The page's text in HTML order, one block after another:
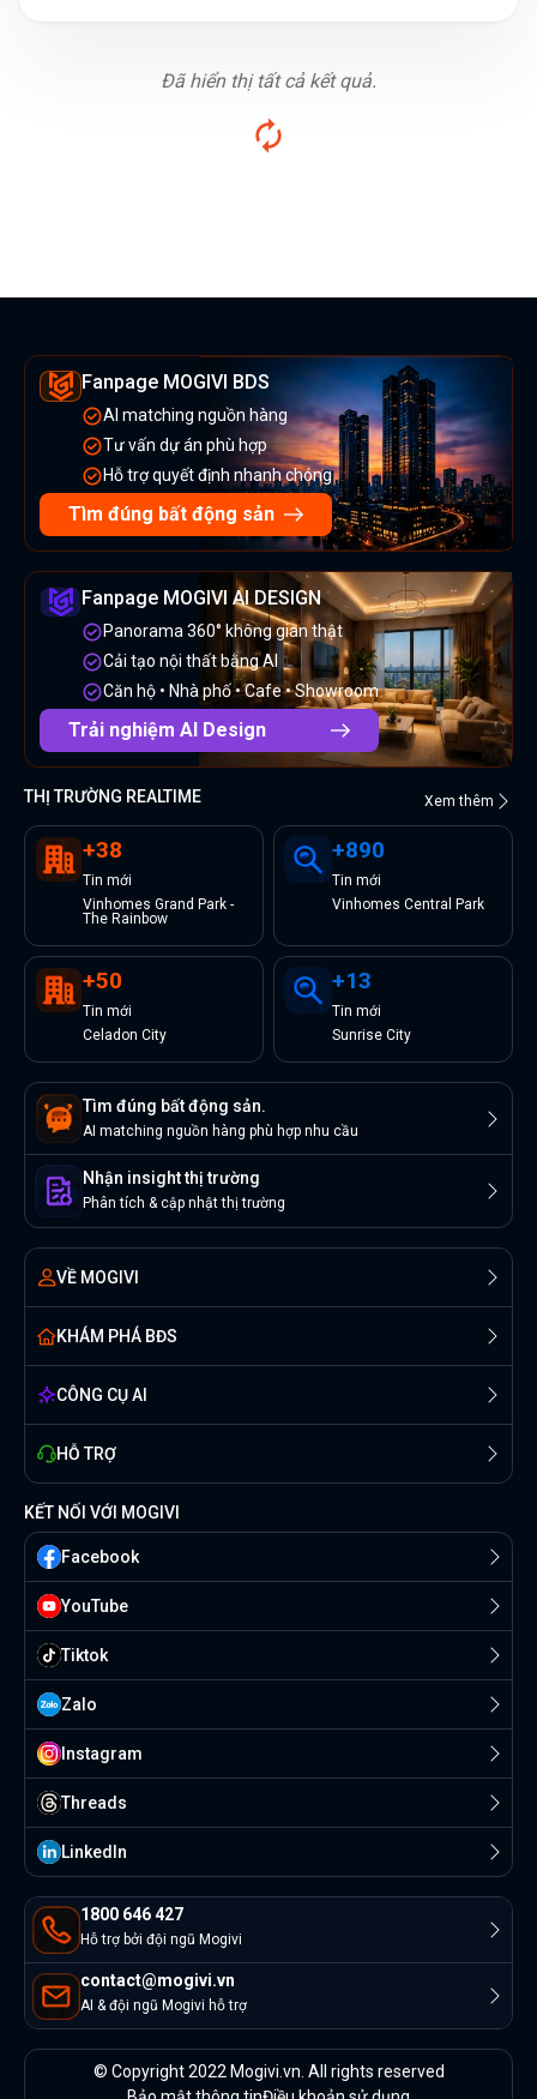
Đã hiển thị tất cả kết quả.
Fanpage MOGIVI BDS
AI matching nguồn hàng
Tư vấn dự án phù hợp
Hỗ trợ quyết định nhanh chóng
Tìm đúng bất động sản
Fanpage MOGIVI AI DESIGN
Panorama 360° không gian thật
Cải tạo nội thất bằng AI
Căn hộ • Nhà phố • Cafe • Showroom
Trải nghiệm AI Design
THỊ TRƯỜNG REALTIME Xem thêm
+38
Tin mới
Vinhomes Grand Park -
The Rainbow
+890
Tin mới
Vinhomes Central Park
+50
Tin mới
Celadon City
+13
Tin mới
Sunrise City
Tìm đúng bất động sản.
AI matching nguồn hàng phù hợp nhu cầu
Nhận insight thị trường
Phân tích & cập nhật thị trường
VỀ MOGIVI
KHÁM PHÁ BĐS
CÔNG CỤ AI
HỖ TRỢ
1800 646 427
Hỗ trợ bởi đội ngũ Mogivi
contact@mogivi.vn
AI & đội ngũ Mogivi hỗ trợ
KẾT NỐI VỚI MOGIVI
Facebook
YouTube
Tiktok
Zalo
Instagram
Threads
Linkedln
© Copyright 2022 Mogivi.vn. All rights reserved